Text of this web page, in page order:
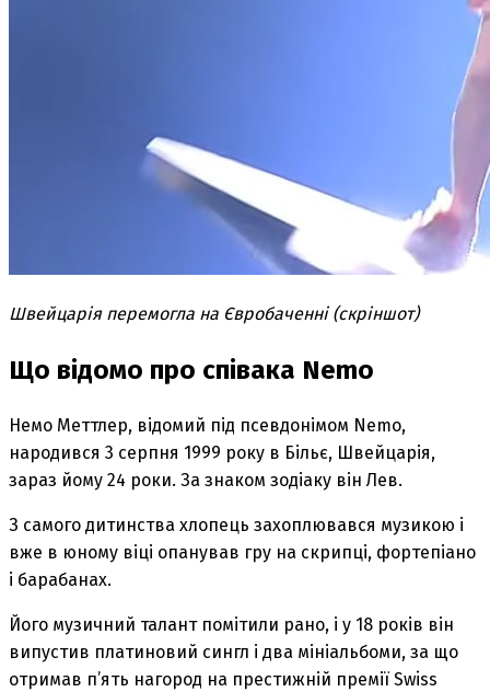
Швейцарія перемогла на Євробаченні (скріншот)
Що відомо про співака Nemo
Немо Меттлер, відомий під псевдонімом Nemo,
народився 3 серпня 1999 року в Більє, Швейцарія,
зараз йому 24 роки. За знаком зодіаку він Лев.
З самого дитинства хлопець захоплювався музикою і
вже в юному віці опанував гру на скрипці, фортепіано
і барабанах.
Його музичний талант помітили рано, і у 18 років він
випустив платиновий сингл і два мініальбоми, за що
отримав п’ять нагород на престижній премії Swiss